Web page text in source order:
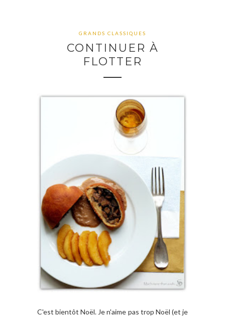
GRANDS CLASSIQUES
CONTINUER À
FLOTTER
C'est bientôt Noël. Je n'aime pas trop Noël (et je